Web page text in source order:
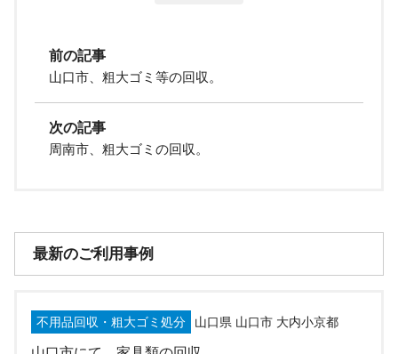
前の記事
山口市、粗大ゴミ等の回収。
次の記事
周南市、粗大ゴミの回収。
最新のご利用事例
不用品回収・粗大ゴミ処分 山口県 山口市 大内小京都